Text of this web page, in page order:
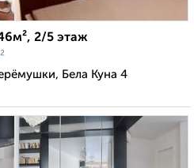
2/5 этаж
Бела Куна 4